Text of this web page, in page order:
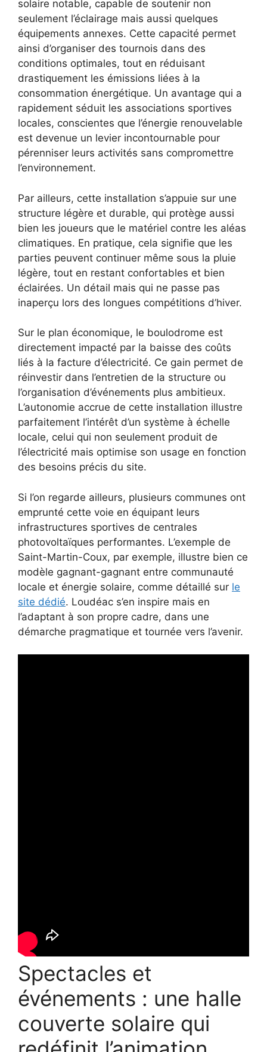
solaire notable, capable de soutenir non
seulement l’éclairage mais aussi quelques
équipements annexes. Cette capacité permet
ainsi d’organiser des tournois dans des
conditions optimales, tout en réduisant
drastiquement les émissions liées à la
consommation énergétique. Un avantage qui a
rapidement séduit les associations sportives
locales, conscientes que l’énergie renouvelable
est devenue un levier incontournable pour
pérenniser leurs activités sans compromettre
l’environnement.
Par ailleurs, cette installation s’appuie sur une
structure légère et durable, qui protège aussi
bien les joueurs que le matériel contre les aléas
climatiques. En pratique, cela signifie que les
parties peuvent continuer même sous la pluie
légère, tout en restant confortables et bien
éclairées. Un détail mais qui ne passe pas
inaperçu lors des longues compétitions d’hiver.
Sur le plan économique, le boulodrome est
directement impacté par la baisse des coûts
liés à la facture d’électricité. Ce gain permet de
réinvestir dans l’entretien de la structure ou
l’organisation d’événements plus ambitieux.
L’autonomie accrue de cette installation illustre
parfaitement l’intérêt d’un système à échelle
locale, celui qui non seulement produit de
l’électricité mais optimise son usage en fonction
des besoins précis du site.
Si l’on regarde ailleurs, plusieurs communes ont
emprunté cette voie en équipant leurs
infrastructures sportives de centrales
photovoltaïques performantes. L’exemple de
Saint-Martin-Coux, par exemple, illustre bien ce
modèle gagnant-gagnant entre communauté
locale et énergie solaire, comme détaillé sur le
site dédié. Loudéac s’en inspire mais en
l’adaptant à son propre cadre, dans une
démarche pragmatique et tournée vers l’avenir.
Spectacles et
événements : une halle
couverte solaire qui